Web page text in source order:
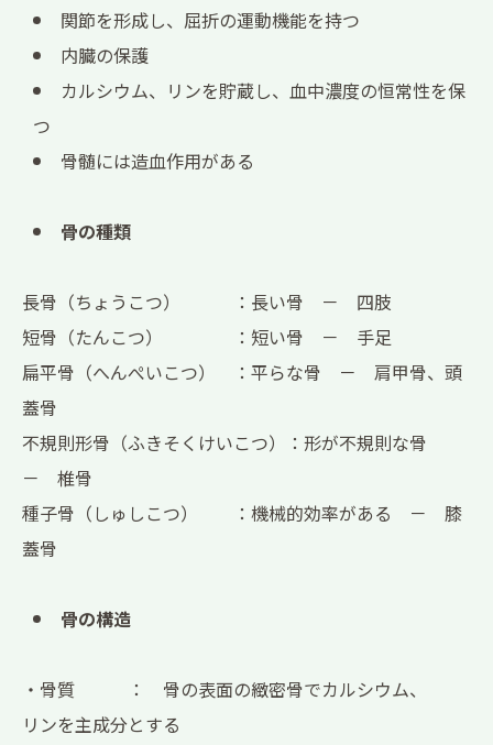
関節を形成し、屈折の運動機能を持つ
内臓の保護
カルシウム、リンを貯蔵し、血中濃度の恒常性を保
つ
骨髄には造血作用がある
骨の種類
長骨（ちょうこつ） ：長い骨 － 四肢
短骨（たんこつ） ：短い骨 － 手足
扁平骨（へんぺいこつ） ：平らな骨 － 肩甲骨、頭
蓋骨
不規則形骨（ふきそくけいこつ）：形が不規則な骨
－ 椎骨
種子骨（しゅしこつ） ：機械的効率がある － 膝
蓋骨
骨の構造
・骨質 ： 骨の表面の緻密骨でカルシウム、
リンを主成分とする